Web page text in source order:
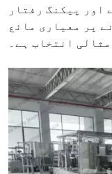
اور پیکنگ رفتار
پر معیاری مائع
انتخاب ہے۔